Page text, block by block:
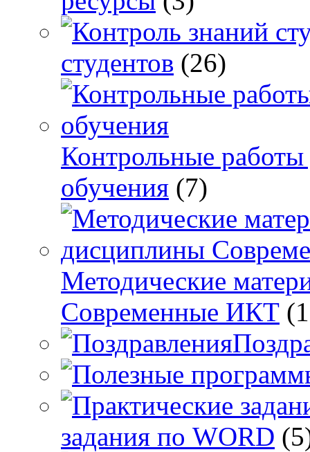
студентов (26)
Контрольные
обучения (7)
Методические
Современные ИКТ
задания по WORD